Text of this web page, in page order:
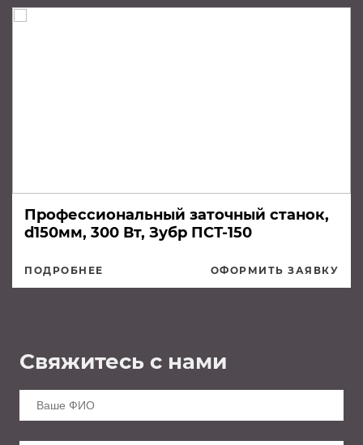
Профессиональный заточный станок,
d150мм, 300 Вт, Зубр ПСТ-150
ПОДРОБНЕЕ ОФОРМИТЬ ЗАЯВКУ
Свяжитесь с нами